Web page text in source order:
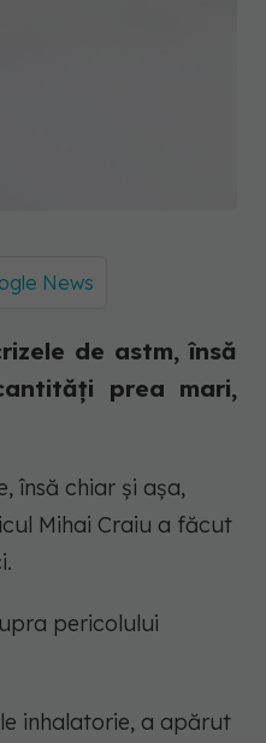
News
de astm, însă
prea mari,
însă chiar și așa,
Mihai Craiu a făcut
pericolului
inhalatorie, a apărut